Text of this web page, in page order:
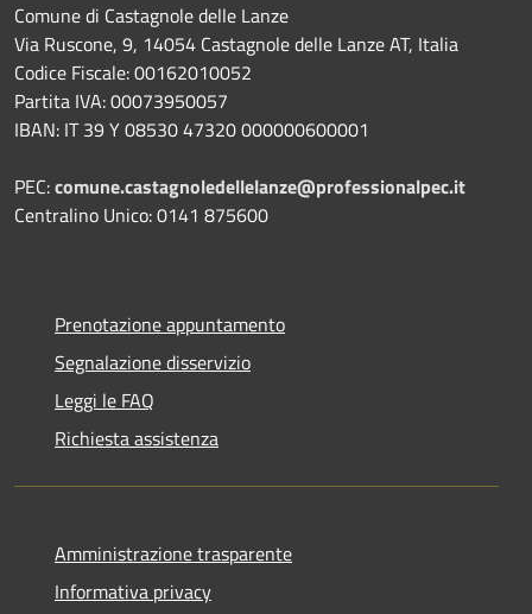
Comune di Castagnole delle Lanze
Via Ruscone, 9, 14054 Castagnole delle Lanze AT, Italia
Codice Fiscale: 00162010052
Partita IVA: 00073950057
IBAN: IT 39 Y 08530 47320 000000600001
PEC:comune.castagnoledellelanze@professionalpec.it
Centralino Unico: 0141 875600
Prenotazione appuntamento
Segnalazione disservizio
Leggi le FAQ
Richiesta assistenza
Amministrazione trasparente
Informativa privacy